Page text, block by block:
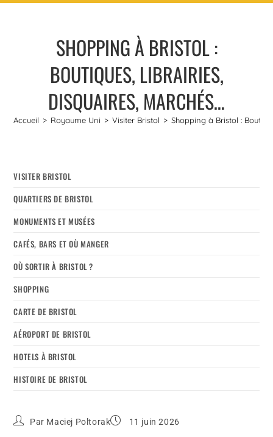
SHOPPING À BRISTOL :
BOUTIQUES, LIBRAIRIES,
DISQUAIRES, MARCHÉS…
Accueil > Royaume Uni > Visiter Bristol > Shopping à Bristol :
VISITER BRISTOL
QUARTIERS DE BRISTOL
MONUMENTS ET MUSÉES
CAFÉS, BARS ET OÙ MANGER
OÙ SORTIR À BRISTOL ?
SHOPPING
CARTE DE BRISTOL
AÉROPORT DE BRISTOL
HOTELS À BRISTOL
HISTOIRE DE BRISTOL
Par Maciej Poltorak 11 juin 2026